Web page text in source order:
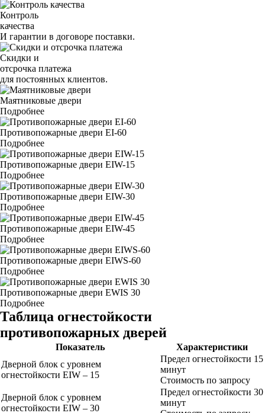
Контроль
качества
И гарантии в договоре поставки.
Скидки и
отсрочка платежа
для постоянных клиентов.
Маятниковые двери
Подробнее
Противопожарные двери EI-60
Подробнее
Противопожарные двери EIW-15
Подробнее
Противопожарные двери EIW-30
Подробнее
Противопожарные двери EIW-45
Подробнее
Противопожарные двери EIWS-60
Подробнее
Противопожарные двери EWIS 30
Подробнее
Таблица огнестойкости
противопожарных дверей
Показатель
Характеристики
Дверной блок с уровнем
огнестойкости EIW – 15
Предел огнестойкости 15
минут
Стоимость по запросу
Дверной блок с уровнем
огнестойкости EIW – 30
Предел огнестойкости 30
минут